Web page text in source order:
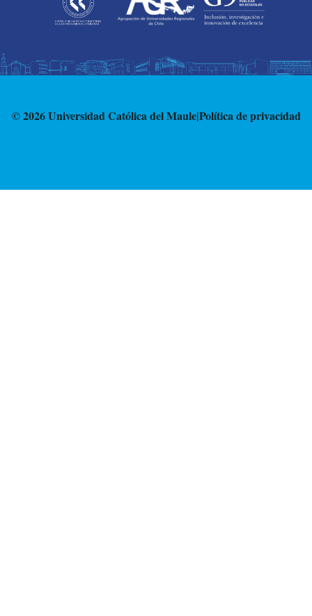
© 2026 Universidad Católica del Maule|Política de privacidad